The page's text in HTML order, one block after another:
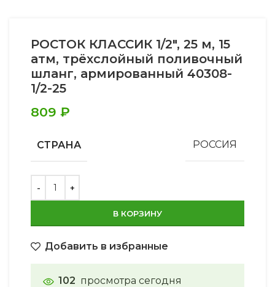
РОСТОК КЛАССИК 1/2″, 25 м, 15
атм, трёхслойный поливочный
шланг, армированный 40308-
1/2-25
809 ₽
СТРАНА РОССИЯ
В КОРЗИНУ
Добавить в избранные
102 просмотра сегодня